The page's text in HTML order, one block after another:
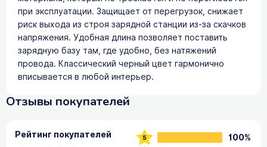
при эксплуатации. Защищает от перегрузок, снижает
риск выхода из строя зарядной станции из-за скачков
напряжения. Удобная длина позволяет поставить
зарядную базу там, где удобно, без натяжений
провода. Классический черный цвет гармонично
вписывается в любой интерьер.
Отзывы покупателей
Рейтинг покупателей
100%